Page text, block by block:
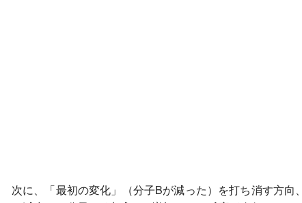
次に、「最初の変化」（分子Bが減った）を打ち消す方